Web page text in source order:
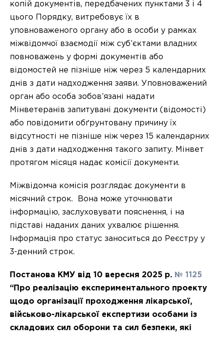
копій документів, передбачених пунктами 3 і 4
цього Порядку, витребовує їх в
уповноваженого органу або в особи у рамках
міжвідомчої взаємодії між суб’єктами владних
повноважень у формі документів або
відомостей не пізніше ніж через 5 календарних
днів з дати надходження заяви. Уповноважений
орган або особа зобов’язані надати
Мінветеранів запитувані документи (відомості)
або повідомити обґрунтовану причину їх
відсутності не пізніше ніж через 15 календарних
днів з дати надходження такого запиту. Мінвет
протягом місяця надає комісії документи.
Міжвідомча комісія розглядає документи в
місячний строк. Вона може уточнювати
інформацію, заслуховувати пояснення, і на
підставі наданих даних ухвалює рішення.
Інформація про статус заноситься до Реєстру у
3-денний строк.
Постанова КМУ від 10 вересня 2025 р. № 1125
“Про реалізацію експериментального проекту
щодо організації проходження лікарської,
військово-лікарської експертизи особами із
складових сил оборони та сил безпеки, які